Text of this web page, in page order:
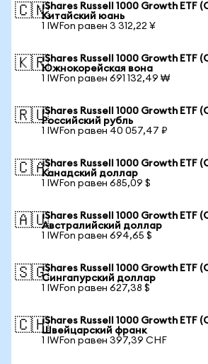
🇨🇳iShares Russell 1000 Growth ETF
Китайский юань
1 IWFon равен 3 312,22 ¥
🇰🇷iShares Russell 1000 Growth ETF
Южнокорейская вона
1 IWFon равен 691 132,49 ₩
🇷🇺iShares Russell 1000 Growth ETF
Российский рубль
1 IWFon равен 40 057,47 ₽
🇨🇦iShares Russell 1000 Growth ETF
Канадский доллар
1 IWFon равен 685,09 $
🇦🇺iShares Russell 1000 Growth ETF
Австралийский доллар
1 IWFon равен 694,65 $
🇸🇬iShares Russell 1000 Growth ETF
Сингапурский доллар
1 IWFon равен 627,38 $
🇨🇭iShares Russell 1000 Growth ETF
Швейцарский франк
1 IWFon равен 397,39 CHF